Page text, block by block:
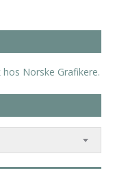
Norske Grafikere.